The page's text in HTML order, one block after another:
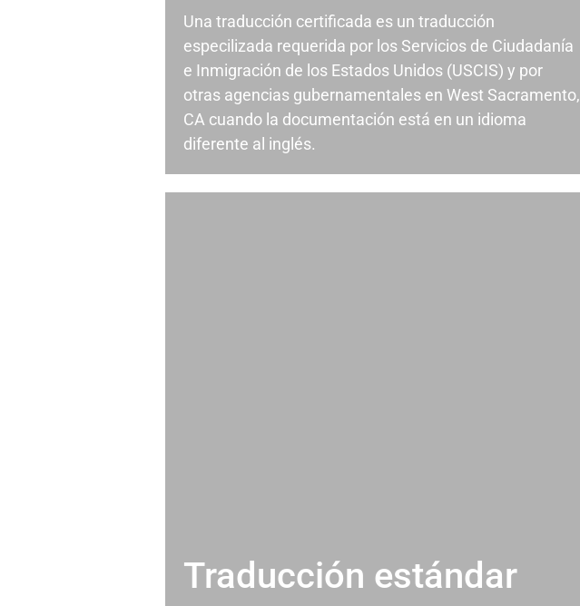
Una traducción certificada es un traducción
especilizada requerida por los Servicios de Ciudadanía
e Inmigración de los Estados Unidos (USCIS) y por
otras agencias gubernamentales en West Sacramento,
CA cuando la documentación está en un idioma
diferente al inglés.
Traducción estándar